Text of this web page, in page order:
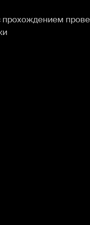
прохождением